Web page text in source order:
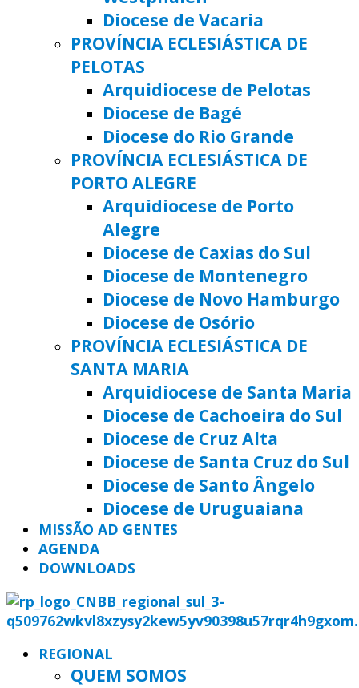
Diocese de Vacaria
PROVÍNCIA ECLESIÁSTICA DE
PELOTAS
Arquidiocese de Pelotas
Diocese de Bagé
Diocese do Rio Grande
PROVÍNCIA ECLESIÁSTICA DE
PORTO ALEGRE
Arquidiocese de Porto
Alegre
Diocese de Caxias do Sul
Diocese de Montenegro
Diocese de Novo Hamburgo
Diocese de Osório
PROVÍNCIA ECLESIÁSTICA DE
SANTA MARIA
Arquidiocese de Santa Maria
Diocese de Cachoeira do Sul
Diocese de Cruz Alta
Diocese de Santa Cruz do Sul
Diocese de Santo Ângelo
Diocese de Uruguaiana
MISSÃO AD GENTES
AGENDA
DOWNLOADS
REGIONAL
QUEM SOMOS